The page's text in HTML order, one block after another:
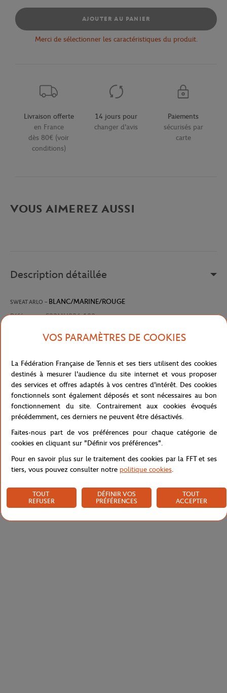
AJOUTER AU PANIER
Merci de sélectionner les caractéristiques du produit.
Livraison offerte
en France
dès 80€ (voir
conditions)
14 jours pour
changer d'avis
Paiements
sécurisés par
carte
VOUS AIMEREZ AUSSI
Description détaillée
SWEAT ARLO – BLANC/MARINE/ROUGE
Référence :S22MH026-100
Caractéristiques
Livraison et retours
VOS PARAMÈTRES DE COOKIES
La Fédération Française de Tennis et ses tiers utilisent des cookies
destinés à mesurer l'audience du site internet et vous proposer
des services et offres adaptés à vos centres d'intérêt. Des cookies
fonctionnels sont également déposés et sont nécessaires au bon
fonctionnement du site. Contrairement aux cookies évoqués
précédemment, ces derniers ne peuvent être désactivés.
Faites-nous part de vos préférences pour chaque catégorie de
cookies en cliquant sur "Définir vos préférences".
Pour en savoir plus sur le traitement des cookies par la FFT et ses
tiers, vous pouvez consulter notre politique cookies.
TOUT
REFUSER
DÉFINIR VOS
PRÉFÉRENCES
TOUT
ACCEPTER